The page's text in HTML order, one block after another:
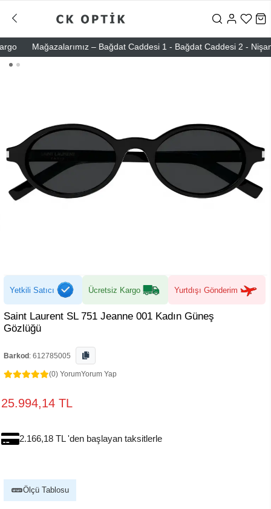
Mağazalarımız – Bağdat Caddesi 1 - Bağdat Caddesi 2 -
Yetkili Satıcı Ücretsiz Kargo Yurtdışı Gönderim
Saint Laurent SL 751 Jeanne 001 Kadın Güneş
Gözlüğü
Barkod : 612785005
(0) YorumYorum Yap
25.994,14 TL
2.166,18 TL 'den başlayan taksitlerle
Ölçü Tablosu